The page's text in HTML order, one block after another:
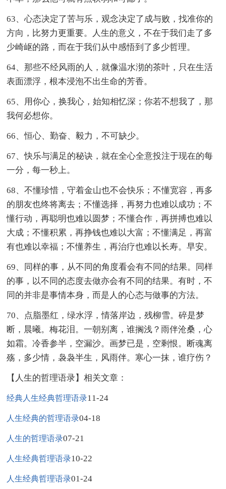
63、心态决定了苦与乐，观念决定了成与败，找准你的
方向，比努力更重要。人生的意义，不在于我们走了多
少崎岖的路，而在于我们从中感悟到了多少哲理。
64、那些不经风雨的人，就像温水沏的茶叶，只在生活
表面漂浮，根本浸泡不出生命的芳香。
65、用你心，换我心，始知相忆深；你若不想我了，那
我何必想你。
66、恒心、勤奋、毅力，不可缺少。
67、快乐与满足的秘诀，就在全心全意投注于现在的每
一分，每一秒上。
68、不懂珍惜，守着金山也不会快乐；不懂宽容，再多
的朋友也终将离去；不懂选择，再努力也难以成功；不
懂行动，再聪明也难以圆梦；不懂合作，再拼搏也难以
大成；不懂积累，再挣钱也难以大富；不懂满足，再富
有也难以幸福；不懂养生，再治疗也难以长寿。早安。
69、同样的事，从不同的角度看会有不同的结果。同样
的事，以不同的态度去做亦会有不同的结果。有时，不
同的并非是事情本身，而是人的心态与做事的方法。
70、点脂墨红，绿水浮，情落岸边，残柳雪。碎是梦
断，晨曦。梅花泪。一朝别离，谁搁浅？雨伴沧桑，心
如霜。冷香参半，空漏沙。画梦已是，空剩恨。断魂离
殇，多少情，袅袅半生，风雨伴。寒心一抹，谁疗伤？
【人生的哲理语录】相关文章：
经典人生经典哲理语录11-24
人生经典的哲理语录04-18
人生的哲理语录07-21
人生经典哲理语录10-22
人生经典哲理语录01-24